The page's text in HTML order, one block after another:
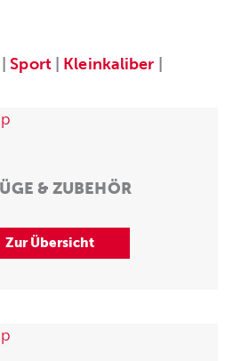
|Sport| Kleinkaliber
& ZUBEHÖR
Zur Übersicht